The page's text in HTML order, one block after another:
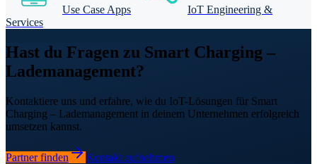
Use Case Apps
IoT Engineering &
Services
Hast du Fragen zu Smart Charging –
Lademanagement?
Kontaktiere uns und erfahre, wie du IoT-Lösungen für Smart
Charging – Lademanagement in deinem Unternehmen erfolgreich
umsetzen kannst.
Partner finden Kontakt aufnehmen